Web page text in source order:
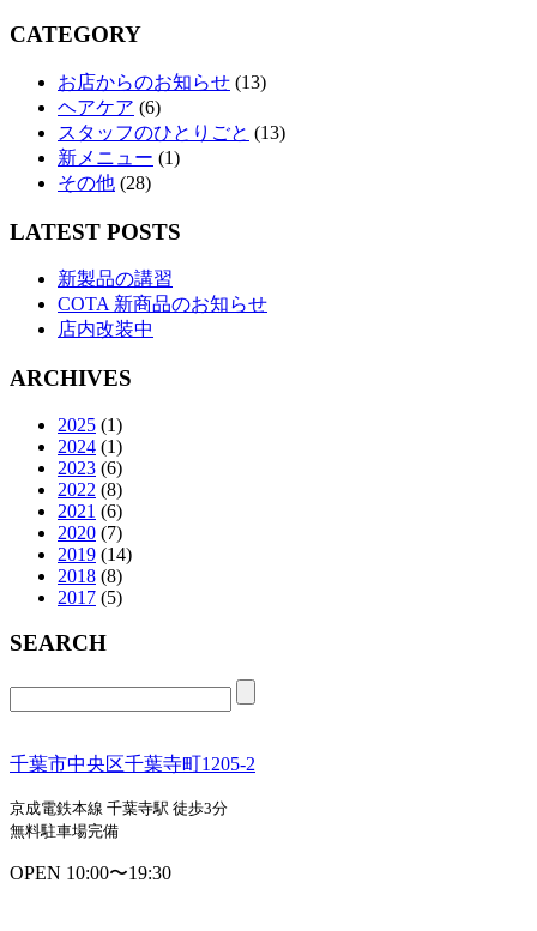
CATEGORY
お店からのお知らせ (13)
ヘアケア (6)
スタッフのひとりごと (13)
新メニュー (1)
その他 (28)
LATEST POSTS
新製品の講習
COTA 新商品のお知らせ
店内改装中
ARCHIVES
2025 (1)
2024 (1)
2023 (6)
2022 (8)
2021 (6)
2020 (7)
2019 (14)
2018 (8)
2017 (5)
SEARCH
千葉市中央区千葉寺町1205-2
京成電鉄本線 千葉寺駅 徒歩3分
無料駐車場完備
OPEN 10:00〜19:30